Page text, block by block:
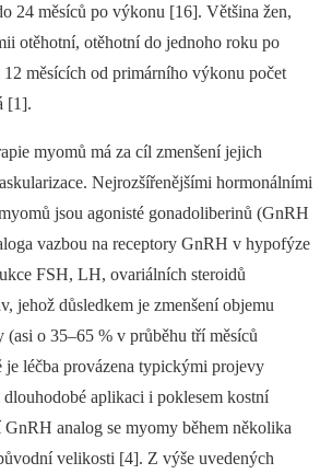
24 měsíců po výkonu [16]. Většina žen,
otěhotní, otěhotní do jednoho roku po
měsících od primárního výkonu počet
[1].
myomů má za cíl zmenšení jejich
Nejrozšířenějšími hormonálními
jsou agonisté gonadoliberinů (GnRH
vazbou na receptory GnRH v hypofýze
FSH, LH, ovariálních steroidů
jehož důsledkem je zmenšení objemu
(asi o 35–65 % v průběhu tří měsíců
je léčba provázena typickými projevy
aplikaci i poklesem kostní
GnRH analog se myomy během několika
velikosti [4]. Z výše uvedených